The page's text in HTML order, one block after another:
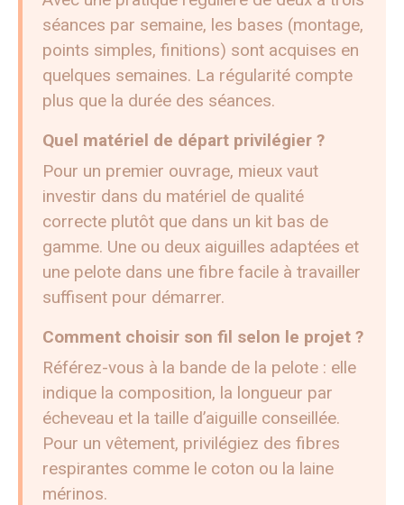
séances par semaine, les bases (montage,
points simples, finitions) sont acquises en
quelques semaines. La régularité compte
plus que la durée des séances.
Quel matériel de départ privilégier ?
Pour un premier ouvrage, mieux vaut
investir dans du matériel de qualité
correcte plutôt que dans un kit bas de
gamme. Une ou deux aiguilles adaptées et
une pelote dans une fibre facile à travailler
suffisent pour démarrer.
Comment choisir son fil selon le projet ?
Référez-vous à la bande de la pelote : elle
indique la composition, la longueur par
écheveau et la taille d’aiguille conseillée.
Pour un vêtement, privilégiez des fibres
respirantes comme le coton ou la laine
mérinos.